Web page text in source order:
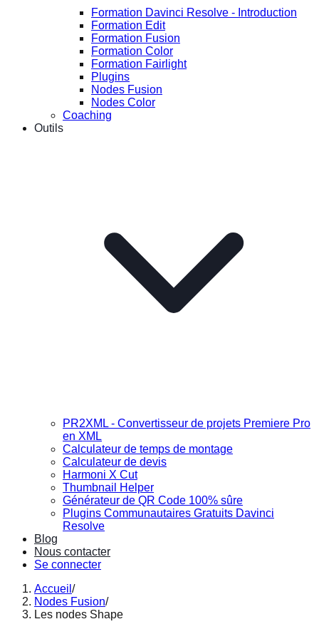
Formation Davinci Resolve - Introduction
Formation Edit
Formation Fusion
Formation Color
Formation Fairlight
Plugins
Nodes Fusion
Nodes Color
Coaching
Outils
PR2XML - Convertisseur de projets Premiere Pro
en XML
Calculateur de temps de montage
Calculateur de devis
Harmoni X Cut
Thumbnail Helper
Générateur de QR Code 100% sûre
Plugins Communautaires Gratuits Davinci
Resolve
Blog
Nous contacter
Se connecter
Accueil /
Nodes Fusion/
Les nodes Shape